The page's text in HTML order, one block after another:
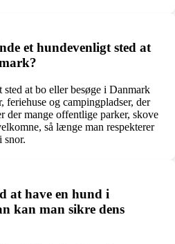
et hundevenligt sted at
at bo eller besøge i Danmark
feriehuse og campingpladser, der
der mange offentlige parker, skove
så længe man respekterer
snor.
at have en hund i
kan man sikre dens